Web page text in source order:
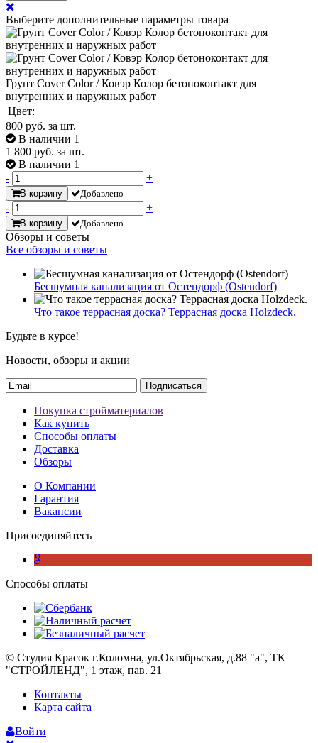
Выберите дополнительные параметры товара
Грунт Cover Color / Ковэр Колор бетоноконтакт для
внутренних и наружных работ
Цвет:
800 руб. за шт.
В наличии 1
1 800 руб. за шт.
В наличии 1
-
+
В корзину Добавлено
- +
В корзину Добавлено
Обзоры и советы
Все обзоры и советы
Бесшумная канализация от Остендорф (Ostendorf)
Что такое террасная доска? Террасная доска Holzdeck.
Будьте в курсе!
Новости, обзоры и акции
Подписаться
Покупка стройматериалов
Как купить
Способы оплаты
Доставка
Обзоры
О Компании
Гарантия
Вакансии
Присоединяйтесь
Способы оплаты
© Студия Красок г.Коломна, ул.Октябрьская, д.88 "а", ТК
"СТРОЙЛЕНД", 1 этаж, пав. 21
Контакты
Карта сайта
Войти